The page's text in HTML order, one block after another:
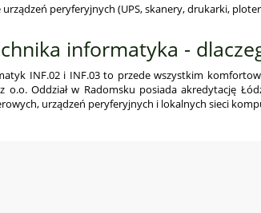
urządzeń peryferyjnych (UPS, skanery, drukarki,
informatyka -
INF.02 i INF.03 to przede wszystkim
o.o. Oddział w Radomsku posiada akredytację
urządzeń peryferyjnych i lokalnych sieci